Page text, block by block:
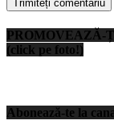
PROMOVEAZĂ-
(click pe foto!)
Abonează-te la